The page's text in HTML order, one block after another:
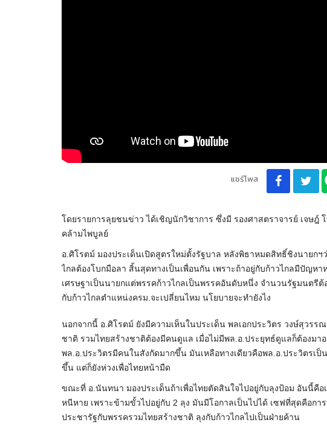
แชร์โพส
โดยรายการลุยชนข่าว ได้เชิญนักวิชาการ ซึ่งมี รองศาสตราจารย์ เจษ
คล้ามไพบูลย์
อ.ศิโรตม์ มองประเด็นเปิดสูตรใหม่ตั้งรัฐบาล หลังพิธาหมดสิทธิ์ชิงนายกฯ
ไกลต้องโบกมือลา สิ้นสุดทางเป็นเพื่อนกัน เพราะถ้าอยู่กับก้าวไกลมีปัญหา
เศรษฐาเป็นนายกแต่พรรคก้าวไกลเป็นพรรคอันดับหนึ่ง จำนวนรัฐมนตรีต้
กับก้าวไกลตำแหน่งครม.จะเปลี่ยนไหม นโยบายจะทำยังไง
นอกจากนี้ อ.ศิโรตม์ ยังมีความเห็นในประเด็น พลเอกประวิตร วงษ์สุวรร
ชาติ รวมไทยสร้างชาติต้องมีคนดูแล เมื่อไม่มีพล.อ.ประยุทธ์ดูแลก็ต้องม
พล.อ.ประวิตรมีคนในสังกัดมากขึ้น มันเหลือทางเดียวคือพล.อ.ประวิตรเ
ขึ้น แต่ก็ยังห่วงเพื่อไทยหน้ามืด
ขณะที่ อ.นันทนา มองประเด็นถ้าเพื่อไทยตัดสินใจไปอยู่กับลุงป้อม อันนี้คื
หนีหาย เพราะข้ามขั้วไปอยู่กับ 2 ลุง มันมีโอกาลเป็นไปได้ เซฟที่สุดคือกา
ประชารัฐกับพรรครวมไทยสร้างชาติ ลุงกับก้าวไกลไปเป็นฝ่ายค้าน